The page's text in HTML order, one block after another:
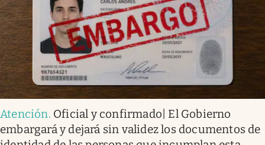
Atención. Oficial y confirmado| El Gobierno
embargará y dejará sin validez los documentos de